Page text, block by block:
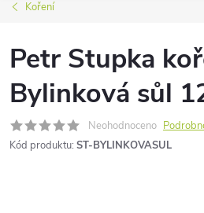
Koření
Petr Stupka
Bylinková sůl
Neohodnoceno
Kód produktu: ST-BYLINKOVASUL